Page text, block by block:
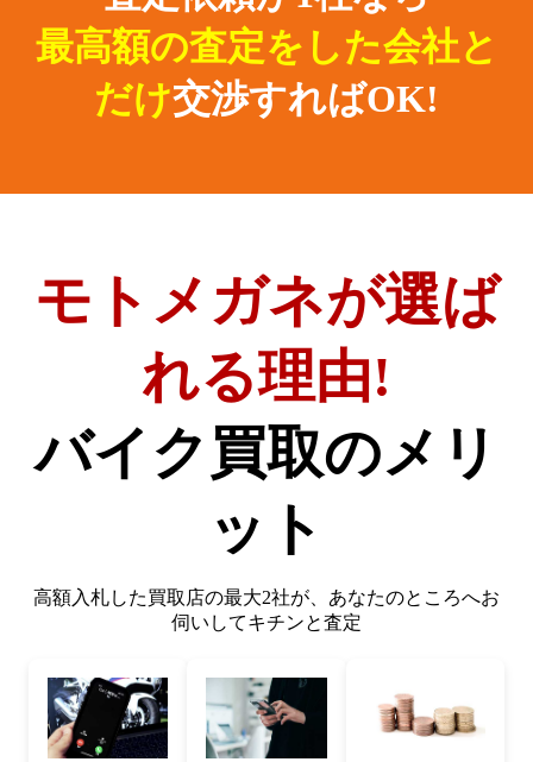
最高額の査定をした会社と
だけ交渉すればOK!
モトメガネが選ば
れる理由!
バイク買取のメリ
ット
高額入札した買取店の最大2社が、 あなたのところへお
伺いしてキチンと査定